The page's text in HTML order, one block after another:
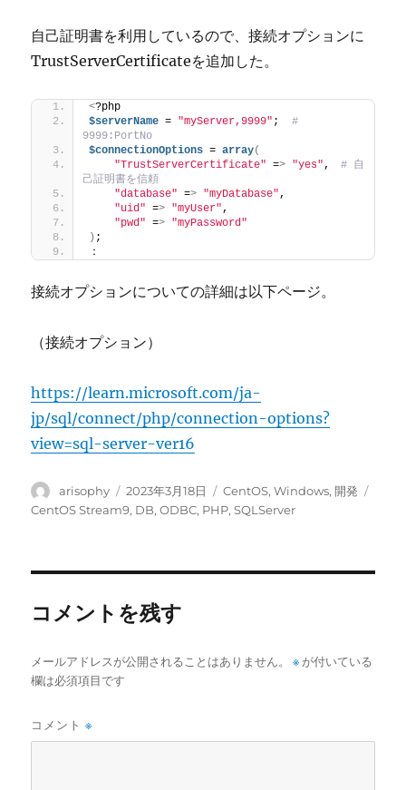
自己証明書を利用しているので、接続オプションに
TrustServerCertificateを追加した。
<?php
$serverName = "myServer,9999" ; #
9999:PortNo
$connectionOptions = array(
"TrustServerCertificate" => "yes", # 自
己証明書を信頼
"database" => "myDatabase",
"uid" => "myUser",
"pwd" => "myPassword"
) ;
：
接続オプションについての詳細は以下ページ。
（接続オプション）
https://learn.microsoft.com/ja-
jp/sql/connect/php/connection-options?
view=sql-server-ver16
投
稿
arisophy
投
稿
2023年3月18日
カ
テ
CentOS,Windows, 開発
CentOS Stream9, DB,ODBC, PHP,SQLServer
コメントを残す
メールアドレスが公開されることはありません。 ※ が付いている
欄は必須項目です
コメント※